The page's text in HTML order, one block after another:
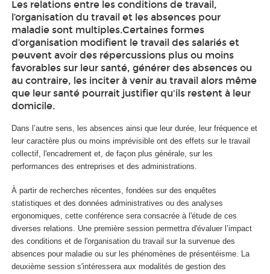
Les relations entre les conditions de travail,
l’organisation du travail et les absences pour
maladie sont multiples.Certaines formes
d’organisation modifient le travail des salariés et
peuvent avoir des répercussions plus ou moins
favorables sur leur santé, générer des absences ou
au contraire, les inciter à venir au travail alors même
que leur santé pourrait justifier qu'ils restent à leur
domicile.
Dans l’autre sens, les absences ainsi que leur durée, leur fréquence et
leur caractère plus ou moins imprévisible ont des effets sur le travail
collectif, l'encadrement et, de façon plus générale, sur les
performances des entreprises et des administrations.
À partir de recherches récentes, fondées sur des enquêtes
statistiques et des données administratives ou des analyses
ergonomiques, cette conférence sera consacrée à l'étude de ces
diverses relations. Une première session permettra d'évaluer l’impact
des conditions et de l'organisation du travail sur la survenue des
absences pour maladie ou sur les phénomènes de présentéisme. La
deuxième session s'intéressera aux modalités de gestion des